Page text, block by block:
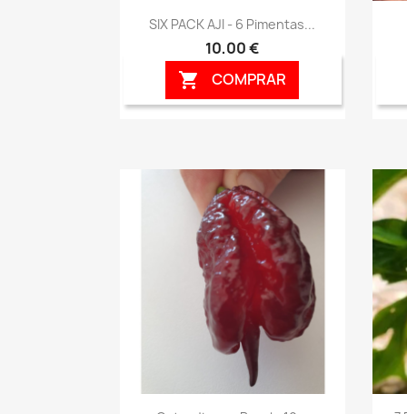
Vista rápida
SIX PACK AJI - 6 Pimentas...
10,00 €
 COMPRAR